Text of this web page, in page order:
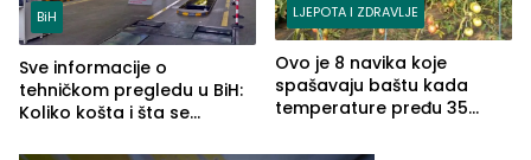
BiH
Sve informacije o
tehničkom pregledu u BiH:
Koliko košta i šta se
LJEPOTA I ZDRAVLJE
Ovo je 8 navika koje
spašavaju baštu kada
temperature pređu 35